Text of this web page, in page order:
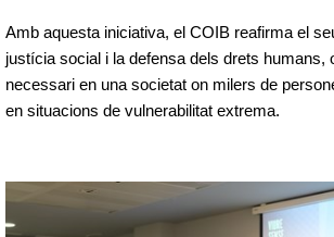
Amb aquesta iniciativa, el COIB reafirma el
justícia social i la defensa dels drets humans,
necessari en una societat on milers de
en situacions de vulnerabilitat extrema.